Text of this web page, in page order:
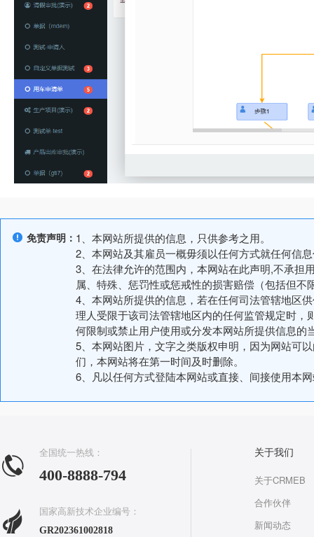
免责声明： 1、本网站所提供的信息，只供参考之用。
2、本网站及其雇员一概毋须以任何方式就任何信
3、在法律允许的范围内，本网站在此声明,不承担
属、特殊、惩罚性或惩戒性的损害赔偿（包括但
4、本网站所提供的信息，若在任何司法管辖地区
理人受限于该司法管辖地区内的任何监管规定时
何限制或禁止用户使用或分发本网站所提供信息的
5、本网站图片，文字之类版权申明，因为网站可
们，本网站将在第一时间及时删除。
6、凡以任何方式登陆本网站或直接、间接使用本
全国统一热线：
400-8888-794
国家高新技术企业编号：
GR202361002818
关于我们
关于CRMEB
合作伙伴
新闻动态